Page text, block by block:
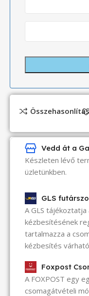
Összehasonlítás
Vedd át a
Készleten lévő
üzletünkben.
GLS
A GLS
kézbesítésének
tartalmazza a
kézbesítés
Foxpost
A FOXPOST egy
csomagátvételi